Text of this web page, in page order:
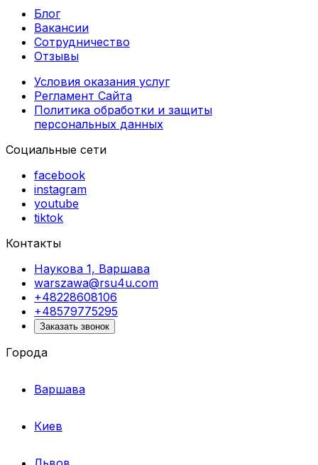
Блог
Вакансии
Сотрудничество
Отзывы
Условия оказания услуг
Регламент Сайта
Политика обработки и защиты
персональных данных
Социальные сети
facebook
instagram
youtube
tiktok
Контакты
Наукова 1, Варшава
warszawa@rsu4u.com
+48228608106
+48579775295
Заказать звонок
Города
Варшава
Киев